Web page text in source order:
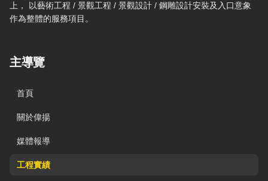
上， 以藝術工程 / 景觀工程 / 景觀設計 / 鋼雕設計安裝及入口意象
作為整體的服務項目。
主導覽
首頁
關於偉揚
媒體報導
工程實績